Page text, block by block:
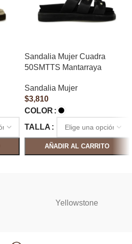
Sandalia Mujer Cuadra
50SMTTS Mantarraya
Sandalia Mujer
$3,810
COLOR
TALLA
AÑADIR AL CARRITO
Yellowstone